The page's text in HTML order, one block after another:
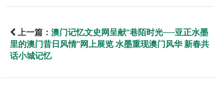
上一篇： 澳门记忆文史网呈献“巷陌时光──亚正水墨
里的澳门昔日风情”网上展览 水墨重现澳门风华 新春共
话小城记忆